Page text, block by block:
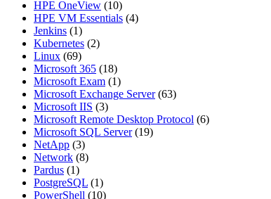
HPE OneView (10)
HPE VM Essentials (4)
Jenkins (1)
Kubernetes (2)
Linux (69)
Microsoft 365 (18)
Microsoft Exam (1)
Microsoft Exchange Server(63)
Microsoft IIS (3)
Microsoft Remote Desktop Protocol (6)
Microsoft SQL Server(19)
NetApp (3)
Network (8)
Pardus (1)
PostgreSQL (1)
PowerShell (10)